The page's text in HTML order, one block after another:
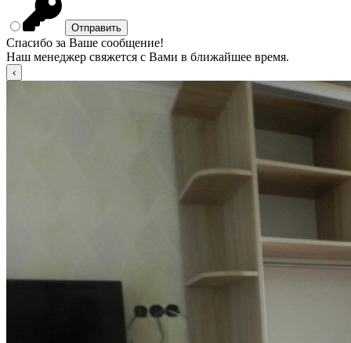
Спасибо за Ваше сообщение!
Наш менеджер свяжется с Вами в ближайшее время.